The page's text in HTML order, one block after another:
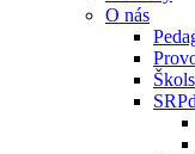
O nás